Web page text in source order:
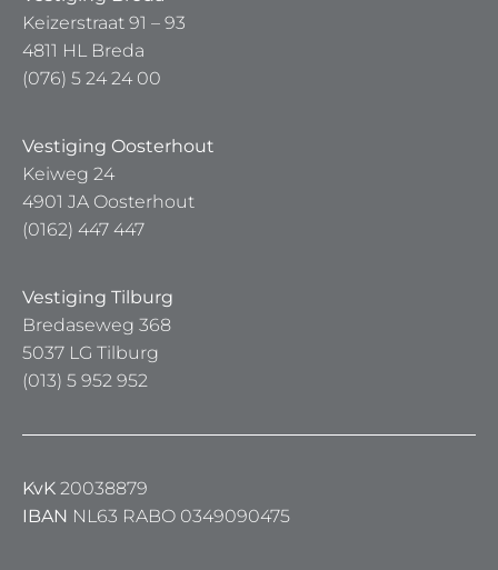
Keizerstraat 91 – 93
4811 HL Breda
(076) 5 24 24 00
Vestiging Oosterhout
Keiweg 24
4901 JA Oosterhout
(0162) 447 447
Vestiging Tilburg
Bredaseweg 368
5037 LG Tilburg
(013) 5 952 952
KvK 20038879
IBAN NL63 RABO 0349090475